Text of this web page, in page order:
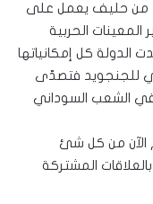
من حليف يعمل على
الحربية
الدولة كل إمكانياتها
للجنجويد فتصدّى
في الشعب السوداني
الآن من كل شئ
المشتركة